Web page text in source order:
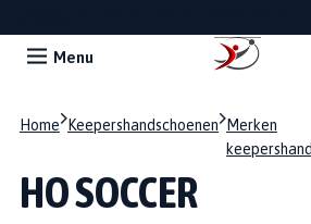
Menu
Home Keepershandschoenen
Merken
HO SOCCER